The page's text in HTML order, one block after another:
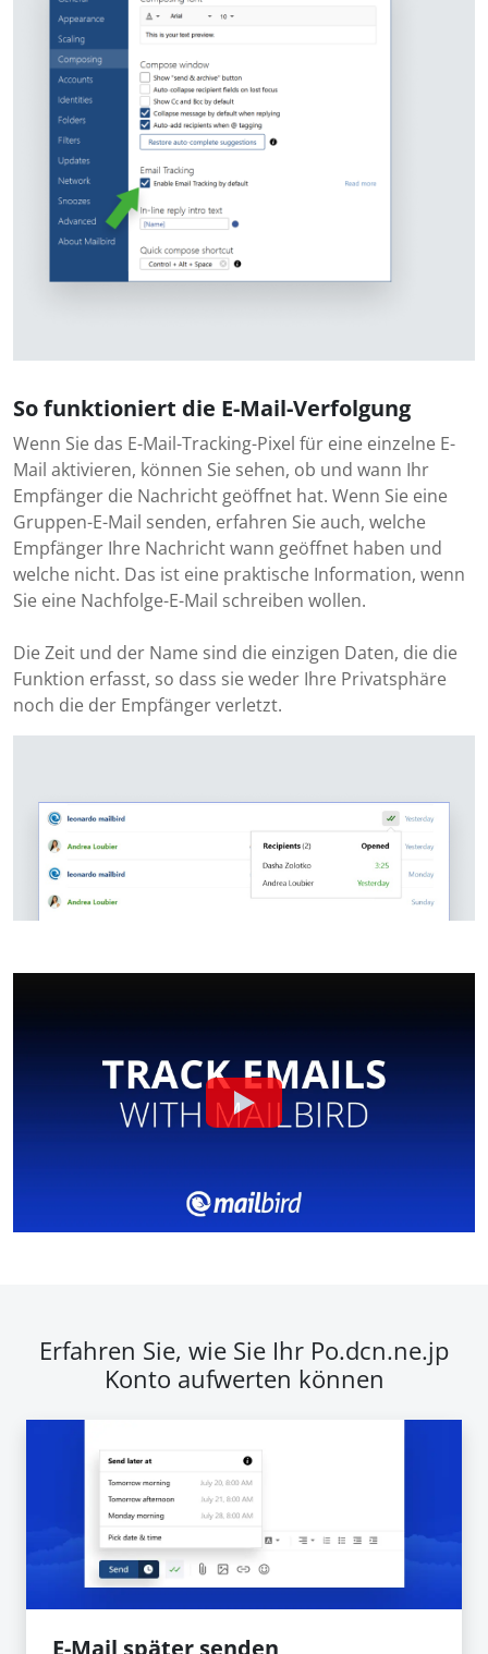
So funktioniert die E-Mail-Verfolgung
Wenn Sie das E-Mail-Tracking-Pixel für eine einzelne E-
Mail aktivieren, können Sie sehen, ob und wann Ihr
Empfänger die Nachricht geöffnet hat. Wenn Sie eine
Gruppen-E-Mail senden, erfahren Sie auch, welche
Empfänger Ihre Nachricht wann geöffnet haben und
welche nicht. Das ist eine praktische Information, wenn
Sie eine Nachfolge-E-Mail schreiben wollen.
Die Zeit und der Name sind die einzigen Daten, die die
Funktion erfasst, so dass sie weder Ihre Privatsphäre
noch die der Empfänger verletzt.
Erfahren Sie, wie Sie Ihr Po.dcn.ne.jp
Konto aufwerten können